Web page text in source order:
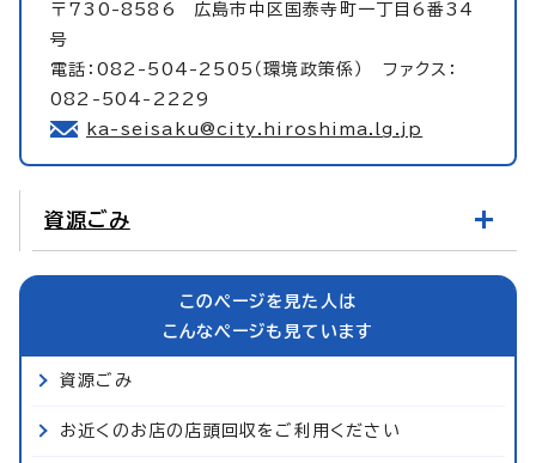
〒730-8586 広島市中区国泰寺町一丁目6番34
号
電話：082-504-2505（環境政策係） ファクス：
082-504-2229
ka-seisaku@city.hiroshima.lg.jp
資源ごみ
このページを見た人は
こんなページも見ています
資源ごみ
お近くのお店の店頭回収をご利用ください